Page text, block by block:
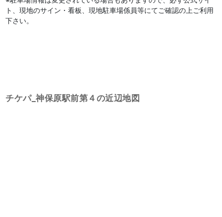
ト、現地のサイン・看板、現地駐車場係員等にてご確認の上ご利用
下さい。
チケパ_神保原駅前第４の近辺地図